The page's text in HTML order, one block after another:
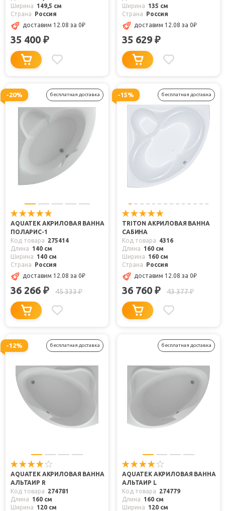
Ширина
149,5 см
Страна
Россия
доставим 12.08 за 0₽
35 400 ₽
Ширина
135 см
Страна
Россия
доставим 12.08 за 0₽
35 629 ₽
-20% бесплатная доставка
AQUATEK АКРИЛОВАЯ ВАННА
ПОЛАРИС-1
Код товара
275414
Длина
140 см
Ширина
140 см
Страна
Россия
доставим 12.08 за 0₽
36 266 ₽ 45 333₽
-15% бесплатная доставка
TRITON АКРИЛОВАЯ ВАННА
САБИНА
Код товара
4316
Длина
160 см
Ширина
160 см
Страна
Россия
доставим 12.08 за 0₽
36 760 ₽ 43 377₽
-12% бесплатная доставка
AQUATEK АКРИЛОВАЯ ВАННА
АЛЬТАИР R
Код товара
274781
Длина
160 см
Ширина
120 см
бесплатная доставка
AQUATEK АКРИЛОВАЯ ВАННА
АЛЬТАИР L
Код товара
274779
Длина
160 см
Ширина
120 см